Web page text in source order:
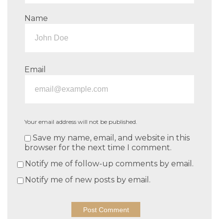
Name
Email
Your email address will not be published.
Save my name, email, and website in this
browser for the next time I comment.
Notify me of follow-up comments by email.
Notify me of new posts by email.